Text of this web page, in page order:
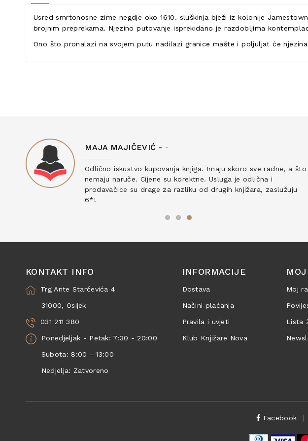
Usred smrtonosne zime negdje oko 1610. sluškinja bježi iz kolonije
brojnim preprekama. Njezino putovanje isprekidano je razdobljima
Ono što pronalazi na svojem putu nadilazi granice mašte i poljuljat će
MAJA MAJIČEVIĆ - -
Odlično iskustvo kupovanja knjiga. Imaju skoro sve radne, a što
nemaju naruče. Cijene su korektne. Usluga je odlična i
prodavačice su drage za razliku od drugih knjižara, zaslužuju
6*!
KONTAKT INFO
Trg Ante Starčevića 4
31000, Osijek
031 211 380
Ponedjeljak - Petak: 7:30 - 20:00
Subota: 8:00 - 13:00
Nedjelja: Zatvoreno
INFORMACIJE
Dostava
Načini plaćanja
Pravila i uvjeti
Klub Knjižare Nova
Moj
Lista
Facebook